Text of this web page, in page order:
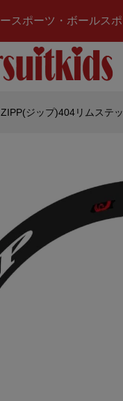
スポーツ・ボールス
ZIPP(ジップ)404リムステ